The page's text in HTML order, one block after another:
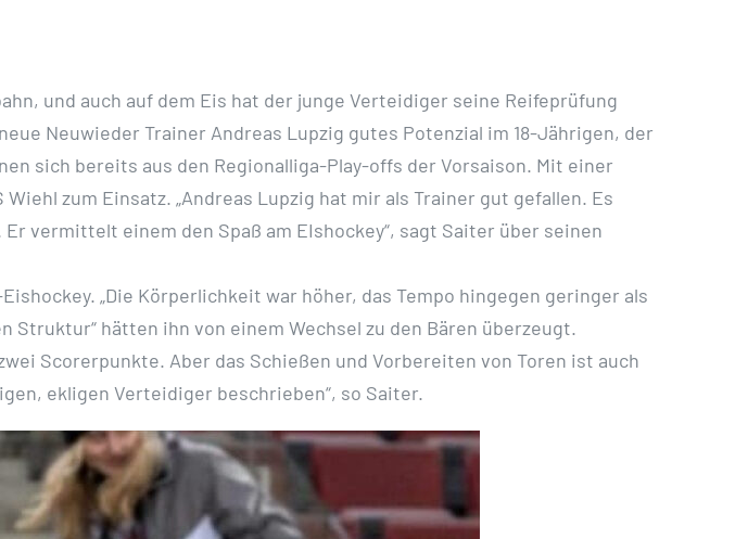
und auch auf dem Eis hat der junge Verteidiger seine Reifeprüfung
Neuwieder Trainer Andreas Lupzig gutes Potenzial im 18-Jährigen, der
sich bereits aus den Regionalliga-Play-offs der Vorsaison. Mit einer
zum Einsatz. „Andreas Lupzig hat mir als Trainer gut gefallen. Es
vermittelt einem den Spaß am EIshockey“, sagt Saiter über seinen
„Die Körperlichkeit war höher, das Tempo hingegen geringer als
Struktur“ hätten ihn von einem Wechsel zu den Bären überzeugt.
Scorerpunkte. Aber das Schießen und Vorbereiten von Toren ist auch
ekligen Verteidiger beschrieben“, so Saiter.